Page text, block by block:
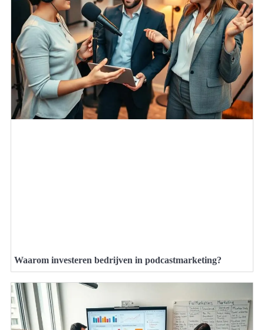
Waarom investeren bedrijven in podcastmarketing?